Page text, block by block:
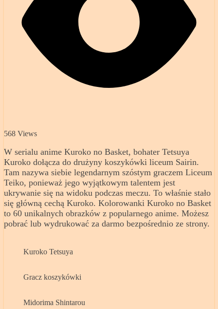
568 Views
W serialu anime Kuroko no Basket, bohater Tetsuya
Kuroko dołącza do drużyny koszykówki liceum Sairin.
Tam nazywa siebie legendarnym szóstym graczem Liceum
Teiko, ponieważ jego wyjątkowym talentem jest
ukrywanie się na widoku podczas meczu. To właśnie stało
się główną cechą Kuroko. Kolorowanki Kuroko no Basket
to 60 unikalnych obrazków z popularnego anime. Możesz
pobrać lub wydrukować za darmo bezpośrednio ze strony.
Kuroko Tetsuya
Gracz koszykówki
Midorima Shintarou